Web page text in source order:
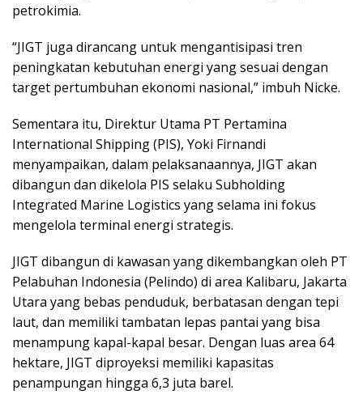
petrokimia.
“JIGT juga dirancang untuk mengantisipasi tren
peningkatan kebutuhan energi yang sesuai dengan
target pertumbuhan ekonomi nasional,” imbuh Nicke.
Sementara itu, Direktur Utama PT Pertamina
International Shipping (PIS), Yoki Firnandi
menyampaikan, dalam pelaksanaannya, JIGT akan
dibangun dan dikelola PIS selaku Subholding
Integrated Marine Logistics yang selama ini fokus
mengelola terminal energi strategis.
JIGT dibangun di kawasan yang dikembangkan oleh PT
Pelabuhan Indonesia (Pelindo) di area Kalibaru, Jakarta
Utara yang bebas penduduk, berbatasan dengan tepi
laut, dan memiliki tambatan lepas pantai yang bisa
menampung kapal-kapal besar. Dengan luas area 64
hektare, JIGT diproyeksi memiliki kapasitas
penampungan hingga 6,3 juta barel.